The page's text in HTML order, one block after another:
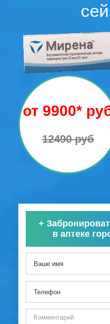
от 9900*
12490 руб
+
в аптеке